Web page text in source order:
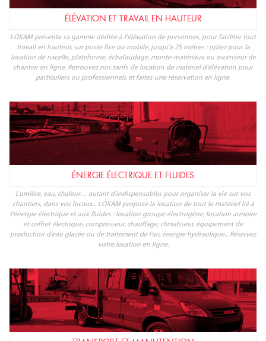
ÉLÉVATION ET TRAVAIL EN HAUTEUR
LOXAM présente sa gamme dédiée à l'élévation de personnes, pour faciliter tout
travail en hauteur, sur poste fixe ou mobile, jusqu'à 25 mètres : optez pour la
location de nacelle, plateforme, échafaudage, monte-matériaux ou ascenseur de
chantier en ligne. Retrouvez nos tarifs de location de matériel d'élévation pour
particuliers ou professionnels et faites une réservation en ligne.
ÉNERGIE ÉLECTRIQUE ET FLUIDES
Lumière, eau, chaleur… autant d'indispensables pour organiser la vie sur vos
chantiers, dans vos locaux... LOXAM propose la location de tout le matériel lié à
l'énergie électrique et aux fluides : location groupe électrogène, location armoire
et coffret électrique, compresseur, chauffage, climatiseur, équipement de
production d'eau glacée ou de traitement de l'air, énergie hydraulique... Réservez
votre location en ligne.